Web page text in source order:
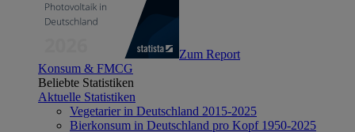
Zum Report
Konsum & FMCG
Beliebte Statistiken
Aktuelle Statistiken
Vegetarier in Deutschland 2015-2025
Bierkonsum in Deutschland pro Kopf 1950-2025